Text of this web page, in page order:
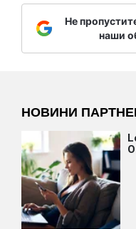
Не
наши